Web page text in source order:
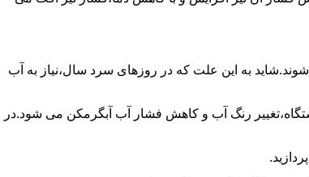
به این علت که در روزهای سرد سال،نیاز به آب
رنگ آب و کاهش فشار آب آبگرمکن می شود.در